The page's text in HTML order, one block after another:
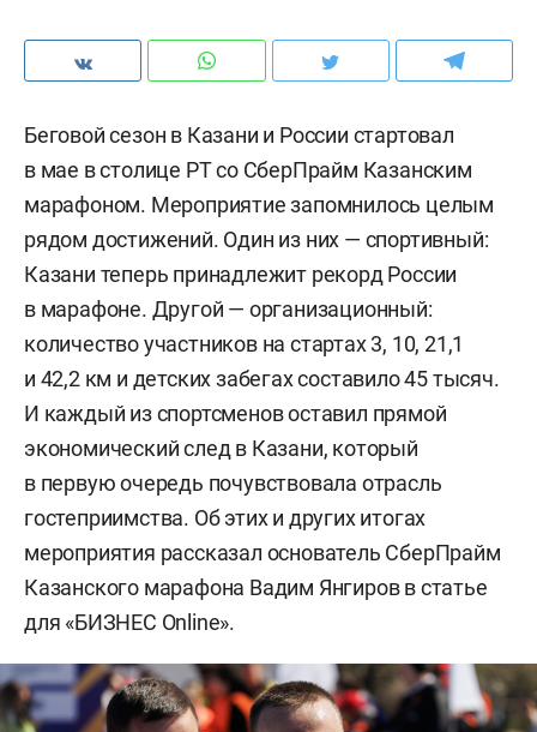
Беговой сезон в Казани и России стартовал
в мае в столице РТ со СберПрайм Казанским
марафоном. Мероприятие запомнилось целым
рядом достижений. Один из них — спортивный:
Казани теперь принадлежит рекорд России
в марафоне. Другой — организационный:
количество участников на стартах 3, 10, 21,1
и 42,2 км и детских забегах составило 45 тысяч.
И каждый из спортсменов оставил прямой
экономический след в Казани, который
в первую очередь почувствовала отрасль
гостеприимства. Об этих и других итогах
мероприятия рассказал основатель СберПрайм
Казанского марафона Вадим Янгиров в статье
для «БИЗНЕС Online».